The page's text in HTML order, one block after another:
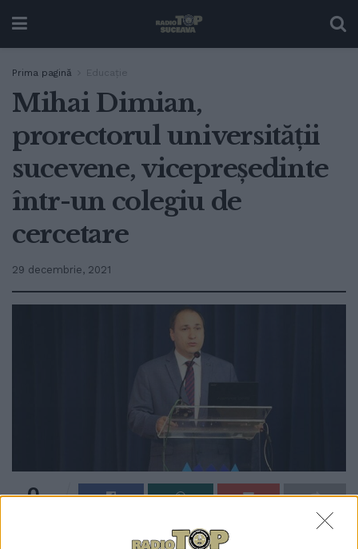
Prima pagină Educație
Mihai Dimian,
prorectorul universității
sucevene, vicepreședinte
într-un colegiu de
cercetare
29 decembrie, 2021
0
Profesorul universitar doctor inginer Mihai Dimian a